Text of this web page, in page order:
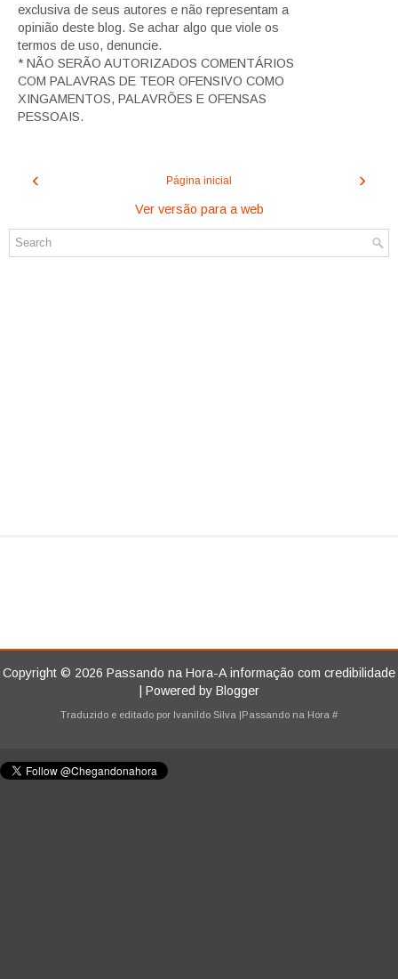
exclusiva de seus autores e não representam a
opinião deste blog. Se achar algo que viole os
termos de uso, denuncie.
* NÃO SERÃO AUTORIZADOS COMENTÁRIOS
COM PALAVRAS DE TEOR OFENSIVO COMO
XINGAMENTOS, PALAVRÕES E OFENSAS
PESSOAIS.
‹ ›
Página inicial
Ver versão para a web
Copyright © 2026 Passando na Hora-A informação com credibilidade
| Powered by Blogger
Traduzido e editado por Ivanildo Silva |Passando na Hora #